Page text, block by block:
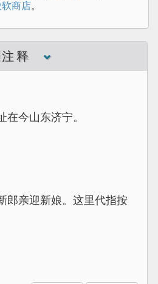
软商店。
注释
在今山东济宁。
郎亲迎新娘。这里代指按